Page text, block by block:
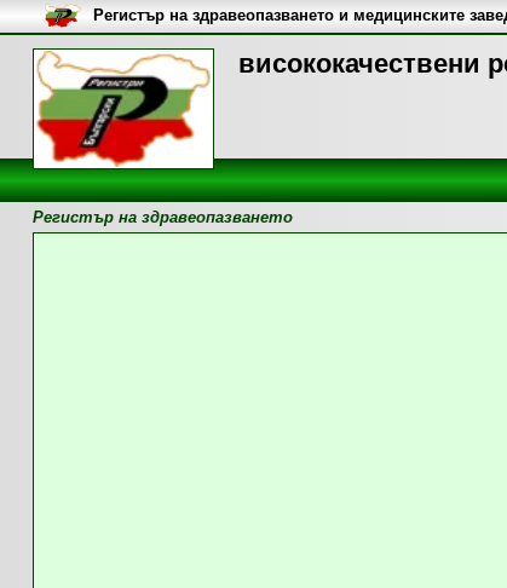
висококачествени
Регистър на здравеопазването и медицинските
Регистър на здравеопазването